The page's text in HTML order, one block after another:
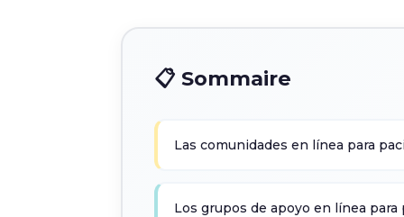
📋 Sommaire
Las comunidades en línea para
Los grupos de apoyo en línea